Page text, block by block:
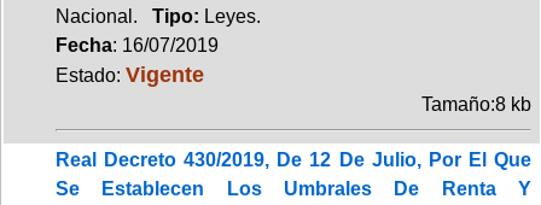
Nacional. Tipo: Leyes.
Fecha: 16/07/2019
Estado: Vigente
Tamaño:8 kb
Real Decreto 430/2019, De 12 De Julio, Por El Que
Se Establecen Los Umbrales De Renta Y